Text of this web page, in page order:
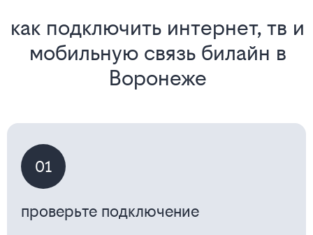
как подключить интернет, тв и
мобильную связь билайн в
Воронеже
01
проверьте подключение